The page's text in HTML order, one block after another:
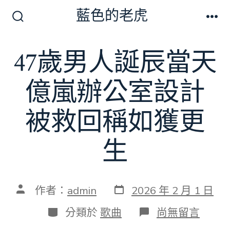
換
開
藍色的老虎
47歲男人誕辰當天
億嵐辦公室設計
被救回稱如獲更
生
文 作者： admin 發
表
日
期
2026 年 2 月 1 日
分
類
分類於 歌曲 在
〈47
尚無留言